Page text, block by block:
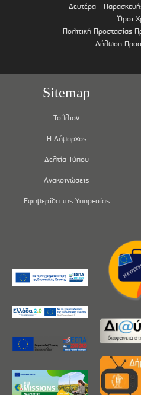
Δευτέρα -
Όροι
Πολιτική Προστασίας
Δήλωση
Sitemap
Το Ίλιον
Η Δήμαρχος
Δελτία Τύπου
Ανακοινώσεις
Εφημερίδα της Υπηρεσίας